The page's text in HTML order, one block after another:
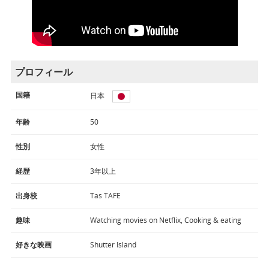
プロフィール
国籍 日本
年齢 50
性別 女性
経歴 3年以上
出身校 Tas TAFE
趣味 Watching movies on Netflix, Cooking & eating
好きな映画 Shutter Island